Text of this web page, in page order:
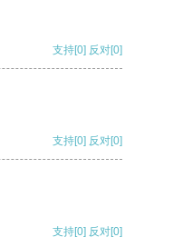
支持[0] 反对[0]
支持[0] 反对[0]
支持[0] 反对[0]